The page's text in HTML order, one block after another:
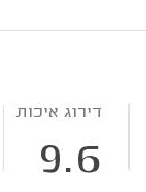
דירוג איכות
9.6